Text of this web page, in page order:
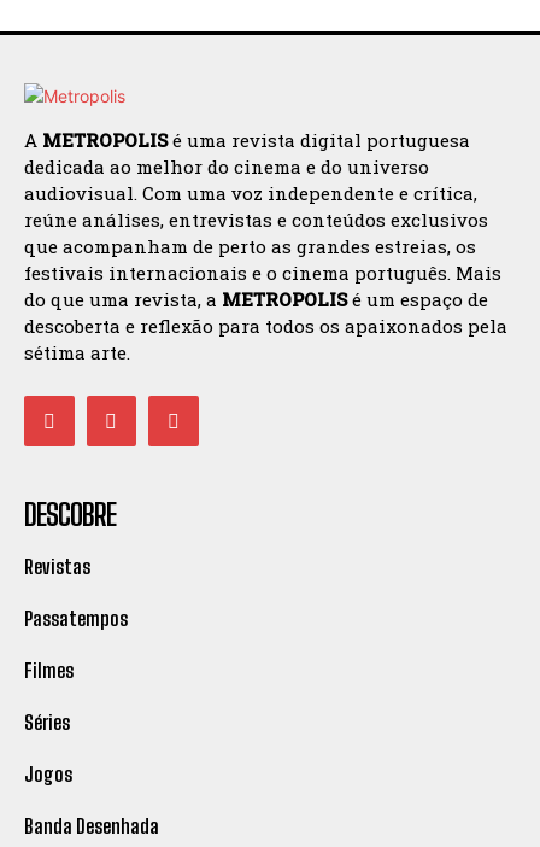
A METROPOLISé uma revista digital portuguesa
dedicada ao melhor do cinema e do universo
audiovisual. Com uma voz independente e crítica,
reúne análises, entrevistas e conteúdos exclusivos
que acompanham de perto as grandes estreias, os
festivais internacionais e o cinema português. Mais
do que uma revista, a METROPOLISé um espaço de
descoberta e reflexão para todos os apaixonados pela
sétima arte.
DESCOBRE
Revistas
Passatempos
Filmes
Séries
Jogos
Banda Desenhada